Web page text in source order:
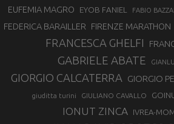
EUFEMIA MAGRO EYOB FANIEL FABIO
FEDERICA BARAILLER FIRENZE MARATHON
FRANCESCA GHELFI
GABRIELE ABATE
GIORGIO CALCATERRA GIORGIO
giuditta turini GIULIANO CAVALLO
IONUT ZINCA IVREA-